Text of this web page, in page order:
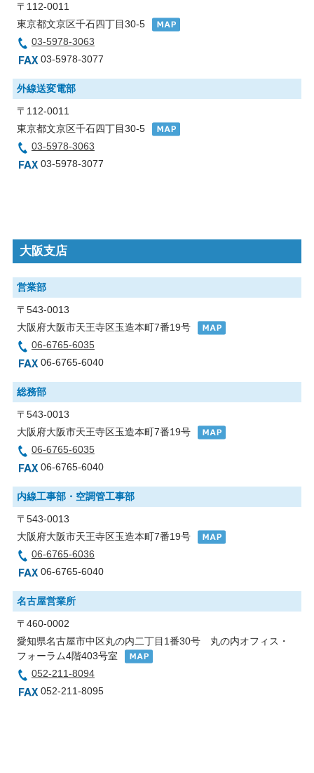
〒112-0011
東京都文京区千石四丁目30-5
03-5978-3063
03-5978-3077
外線送変電部
〒112-0011
東京都文京区千石四丁目30-5
03-5978-3063
03-5978-3077
大阪支店
営業部
〒543-0013
大阪府大阪市天王寺区玉造本町7番19号
06-6765-6035
06-6765-6040
総務部
〒543-0013
大阪府大阪市天王寺区玉造本町7番19号
06-6765-6035
06-6765-6040
内線工事部・空調管工事部
〒543-0013
大阪府大阪市天王寺区玉造本町7番19号
06-6765-6036
06-6765-6040
名古屋営業所
〒460-0002
愛知県名古屋市中区丸の内二丁目1番30号 丸の内オフィス・
フォーラム4階403号室
052-211-8094
052-211-8095